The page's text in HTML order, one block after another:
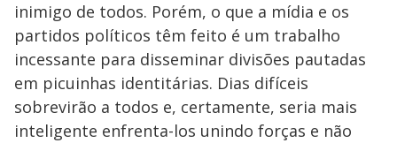
inimigo de todos. Porém, o que a mídia e os
partidos políticos têm feito é um trabalho
incessante para disseminar divisões pautadas
em picuinhas identitárias. Dias difíceis
sobrevirão a todos e, certamente, seria mais
inteligente enfrenta-los unindo forças e não